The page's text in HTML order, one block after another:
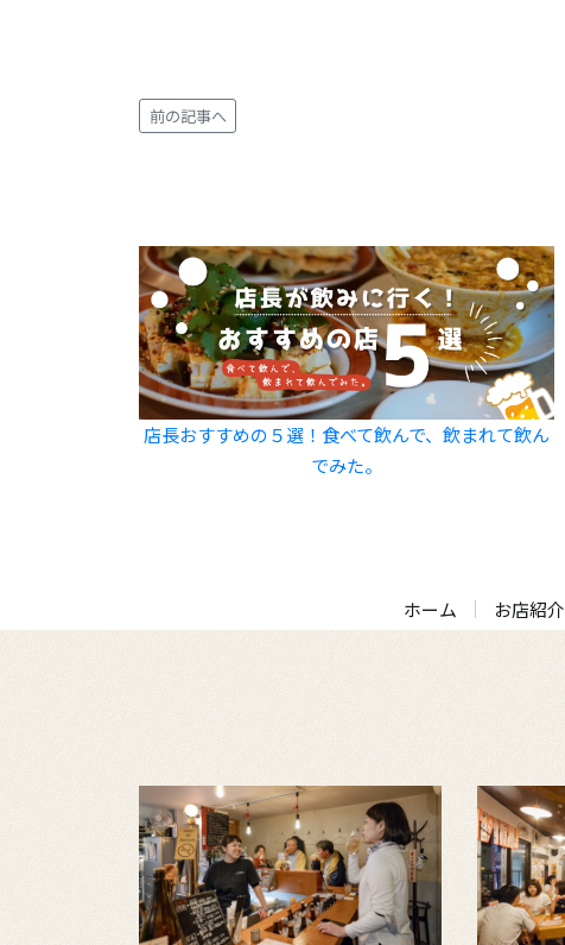
前の記事へ
店長おすすめの５選！食べて飲んで、飲まれて飲ん
でみた。
ホーム お店紹介